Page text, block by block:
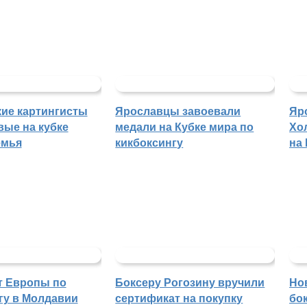
картингисты
на кубке
Ярославцы завоевали
медали на Кубке мира по
кикбоксингу
на
Европы по
в Молдавии
Боксеру Рогозину вручили
сертификат на покупку